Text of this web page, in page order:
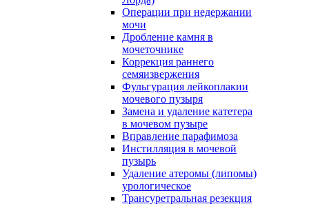
Операции при недержании
мочи
Дробление камня в
мочеточнике
Коррекция раннего
семяизвержения
Фульгурация лейкоплакии
мочевого пузыря
Замена и удаление катетера
в мочевом пузыре
Вправление парафимоза
Инстилляция в мочевой
пузырь
Удаление атеромы (липомы)
урологическое
Трансуретральная резекция